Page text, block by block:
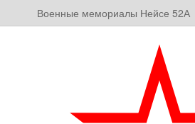
Военные мемориалы Нейсе 52А